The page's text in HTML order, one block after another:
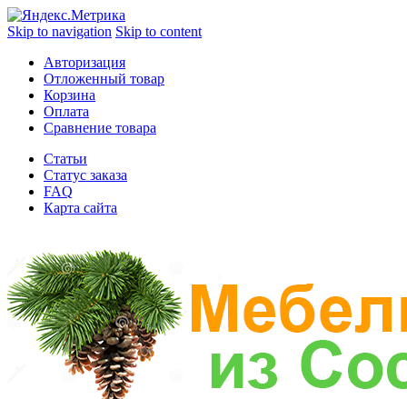
Skip to navigation Skip to content
Авторизация
Отложенный товар
Корзина
Оплата
Сравнение товара
Статьи
Статус заказа
FAQ
Карта сайта